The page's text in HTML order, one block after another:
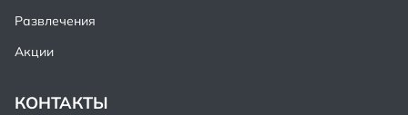
Развлечения
Акции
КОНТАКТЫ